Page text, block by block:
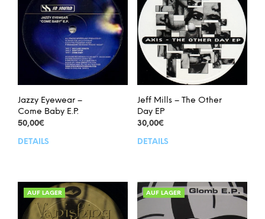
Jazzy Eyewear –
Come Baby E.P.
50,00€
DETAILS
Jeff Mills – The Other
Day EP
30,00€
DETAILS
AUF LAGER AUF LAGER